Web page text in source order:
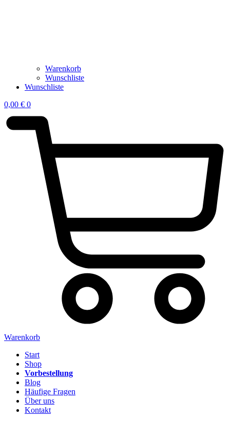
Warenkorb
Wunschliste
Wunschliste
0,00 € 0
Warenkorb
Start
Shop
Vorbestellung
Blog
Häufige Fragen
Über uns
Kontakt